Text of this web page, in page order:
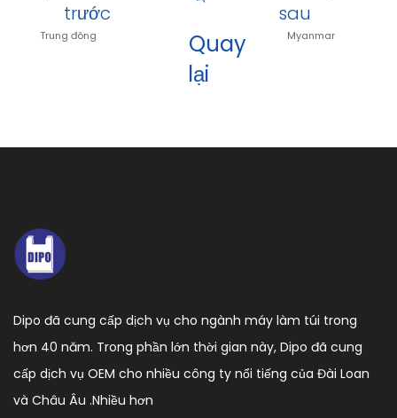
trước
Trung đông
Quay
lại
sau
Myanmar
Dipo đã cung cấp dịch vụ cho ngành máy làm túi trong
hơn 40 năm. Trong phần lớn thời gian này, Dipo đã cung
cấp dịch vụ OEM cho nhiều công ty nổi tiếng của Đài Loan
và Châu Âu .Nhiều hơn